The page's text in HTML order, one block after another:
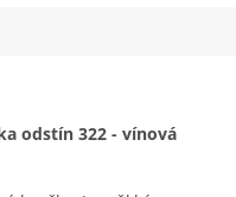
odstín 322 - vínová